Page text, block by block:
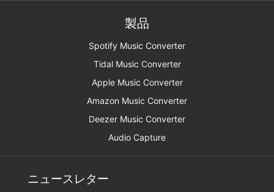
製品
Spotify Music Converter
Tidal Music Converter
Apple Music Converter
Amazon Music Converter
Deezer Music Converter
Audio Capture
ニュースレター